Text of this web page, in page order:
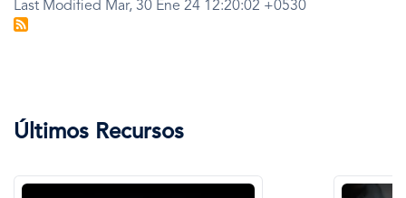
Last Modified Mar, 30 Ene 24 12:20:02 +0530
Últimos Recursos